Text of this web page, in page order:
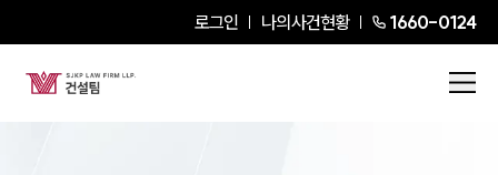
로그인 나의사건현황 1660-0124